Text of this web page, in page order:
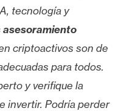
tecnología y
asesoramiento
criptoactivos son de
para todos.
y verifique la
invertir. Podría perder